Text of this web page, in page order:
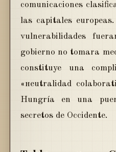
comunicaciones
las capitales
vulnerabilidades
gobierno no tomara
constituye una
«нeutralidаd
Hungría en una
secretos de Occidente.